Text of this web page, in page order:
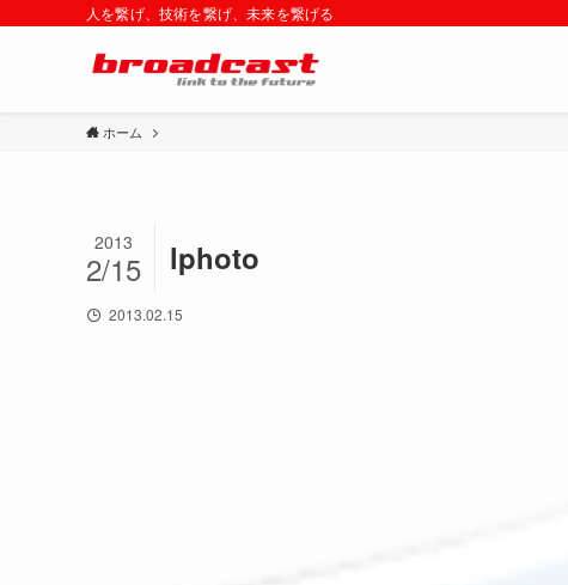
人を繋げ、技術を繋げ、未来を繋げる
ホーム
lphoto
2013
2/15
2013.02.15